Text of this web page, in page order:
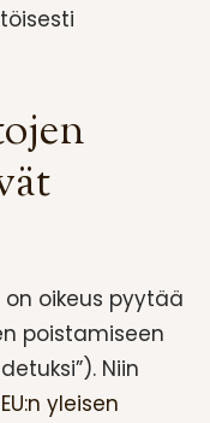
on oikeus pyytää
poistamiseen
Niin
EU:n yleisen